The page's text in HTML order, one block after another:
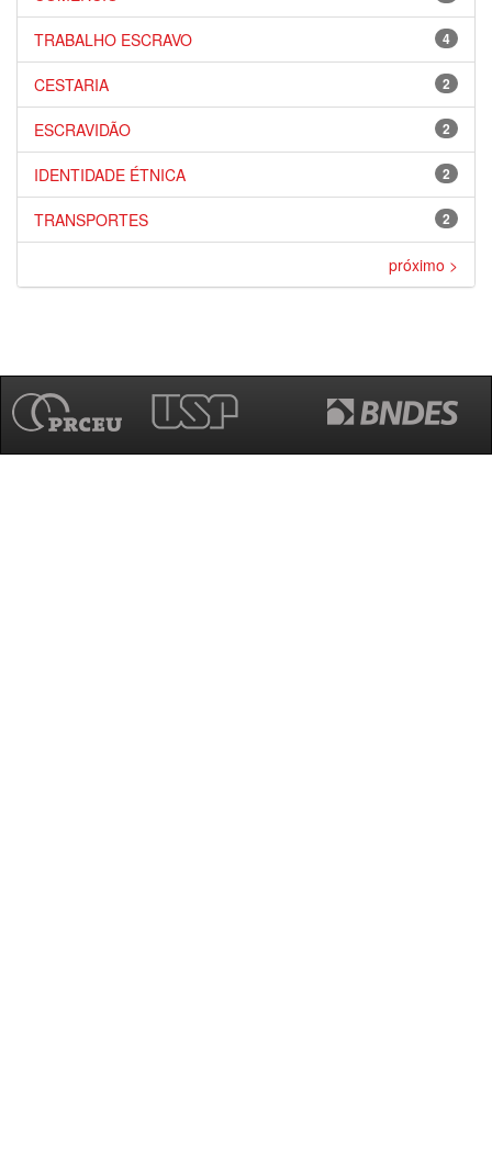
4
TRABALHO ESCRAVO
2
CESTARIA
2
ESCRAVIDÃO
2
IDENTIDADE ÉTNICA
2
TRANSPORTES
próximo >